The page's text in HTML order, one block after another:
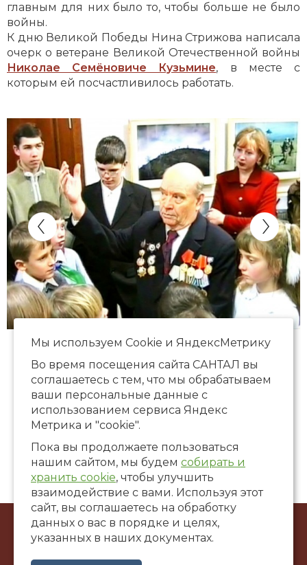
главным для них было то, чтобы больше не было
войны.
К дню Великой Победы Нина Стрижова написала
очерк о ветеране Великой Отечественной войны
Николае Семёновиче Кузьмине, в месте с
которым ей посчастливилось работать.
© ООО Художественная галерея «САНТАЛ», 2002-2026
г. Краснодар, ул. Коммунаров, 58
santalgallery@yandex.ru
Мы используем Сookie и ЯндексМетрику
Во время посещения сайта САНТАЛ вы
соглашаетесь с тем, что мы обрабатываем
ваши персональные данные с
использованием сервиса Яндекс
Метрика и "cookie".
Пока вы продолжаете пользоваться
нашим сайтом, мы будем собирать и
хранить cookie, чтобы улучшить
взаимодействие с вами. Используя этот
сайт, вы соглашаетесь на обработку
данных о вас в порядке и целях,
указанных в наших документах.